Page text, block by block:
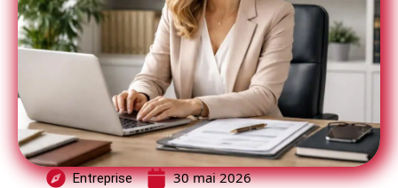
Entreprise 30 mai 2026